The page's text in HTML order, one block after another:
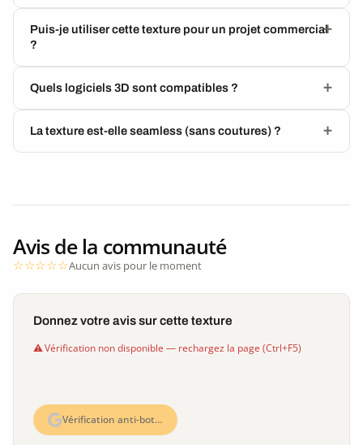
Puis-je utiliser cette texture pour un projet commercial
?
Quels logiciels 3D sont compatibles ?
La texture est-elle seamless (sans coutures) ?
Avis de la communauté
Aucun avis pour le moment
Donnez votre avis sur cette texture
Vérification non disponible — rechargez la page (Ctrl+F5)
Vérification anti-bot…